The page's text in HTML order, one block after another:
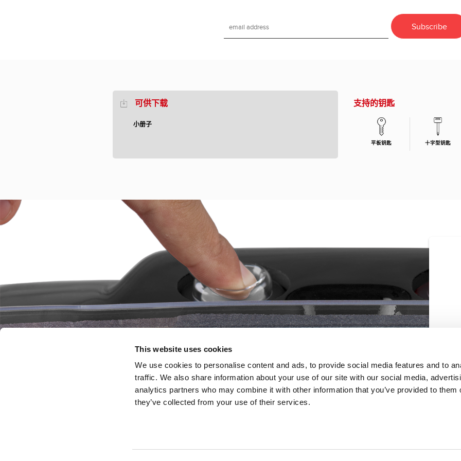
This website uses cookies
We use cookies to personalise content and ads, to provide social media features and to
traffic. We also share information about your use of our site with our social media,
analytics partners who may combine it with other information that you’ve provided to them
they’ve collected from your use of their services.
可供下载
小册子
支持的钥匙
平板钥匙 十字型钥匙